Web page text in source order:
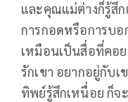
และคุณแม่ต่างก็รู้สึก
การกอดหรือการบอ
เหมือนเป็นสื่อที่คอ
รักเขา อยากอยู่กับเ
ทิพย์รู้สึกเหนื่อย ก็